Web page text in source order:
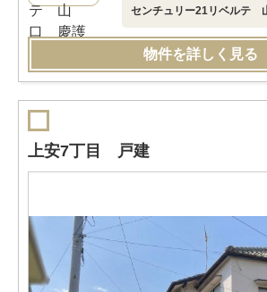
センチュリー21リベルテ
物件を詳しく見る
上安7丁目 戸建